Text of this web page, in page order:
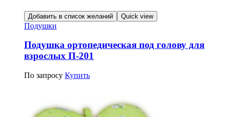
Добавить в список желаний Quick view
Подушки
Подушка ортопедическая под голову для
взрослых П-201
По запросу Купить